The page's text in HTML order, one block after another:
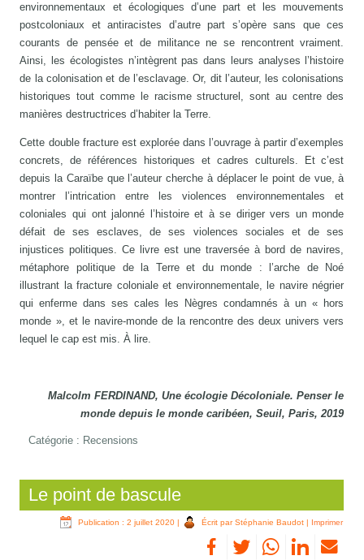
environnementaux et écologiques d’une part et les mouvements
postcoloniaux et antiracistes d’autre part s’opère sans que ces
courants de pensée et de militance ne se rencontrent vraiment.
Ainsi, les écologistes n’intègrent pas dans leurs analyses l’histoire
de la colonisation et de l’esclavage. Or, dit l’auteur, les colonisations
historiques tout comme le racisme structurel, sont au centre des
manières destructrices d’habiter la Terre.
Cette double fracture est explorée dans l’ouvrage à partir d’exemples
concrets, de références historiques et cadres culturels. Et c’est
depuis la Caraïbe que l’auteur cherche à déplacer le point de vue, à
montrer l’intrication entre les violences environnementales et
coloniales qui ont jalonné l’histoire et à se diriger vers un monde
défait de ses esclaves, de ses violences sociales et de ses
injustices politiques. Ce livre est une traversée à bord de navires,
métaphore politique de la Terre et du monde : l’arche de Noé
illustrant la fracture coloniale et environnementale, le navire négrier
qui enferme dans ses cales les Nègres condamnés à un « hors
monde », et le navire-monde de la rencontre des deux univers vers
lequel le cap est mis. À lire.
Malcolm FERDINAND, Une écologie Décoloniale. Penser le
monde depuis le monde caribéen, Seuil, Paris, 2019
Catégorie : Recensions
Le point de bascule
Publication : 2 juillet 2020 | Écrit par Stéphanie Baudot | Imprimer